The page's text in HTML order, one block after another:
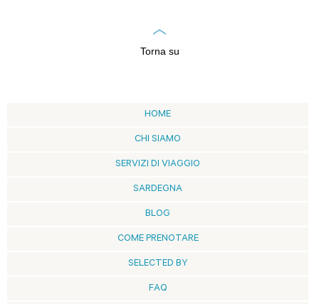
Torna su
HOME
CHI SIAMO
SERVIZI DI VIAGGIO
SARDEGNA
BLOG
COME PRENOTARE
SELECTED BY
FAQ